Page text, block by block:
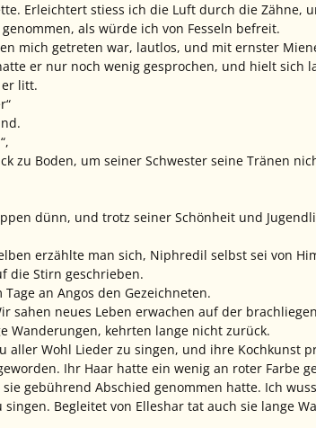
Erleichtert stiess ich die Luft durch die
als würde ich von Fesseln befreit.
mich getreten war, lautlos, und mit ernster
er nur noch wenig gesprochen, und hielt
litt.
zu Boden, um seiner Schwester seine Tränen
dünn, und trotz seiner Schönheit und
erzählte man sich, Niphredil selbst sei von
die Stirn geschrieben.
an Angos den Gezeichneten.
sahen neues Leben erwachen auf der
Wanderungen, kehrten lange nicht zurück.
aller Wohl Lieder zu singen, und ihre Kochkunst
Ihr Haar hatte ein wenig an roter Farbe
gebührend Abschied genommen hatte. Ich
Begleitet von Elleshar tat auch sie lange